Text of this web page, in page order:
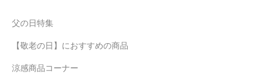
父の日特集
【敬老の日】におすすめの商品
涼感商品コーナー